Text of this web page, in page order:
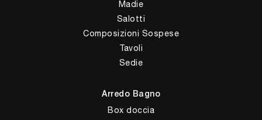
Madie
Salotti
Composizioni Sospese
Tavoli
Sedie
Arredo Bagno
Box doccia